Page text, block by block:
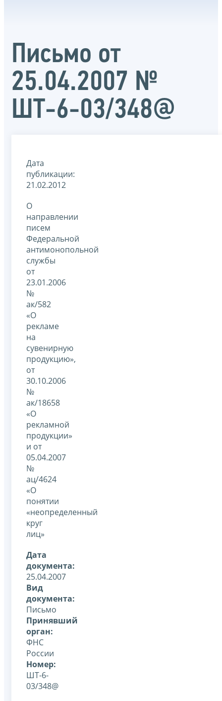
Письмо от
25.04.2007 №
ШТ-6-03/348@
Дата
публикации:
21.02.2012
О
направлении
писем
Федеральной
антимонопольной
службы
от
23.01.2006
№
ак/582
«О
рекламе
на
сувенирную
продукцию»,
от
30.10.2006
№
ак/18658
«О
рекламной
продукции»
и от
05.04.2007
№
ац/4624
«О
понятии
«неопределенный
круг
лиц»
Дата
документа:
25.04.2007
Вид
документа:
Письмо
Принявший
орган:
ФНС
России
Номер:
ШТ-6-
03/348@